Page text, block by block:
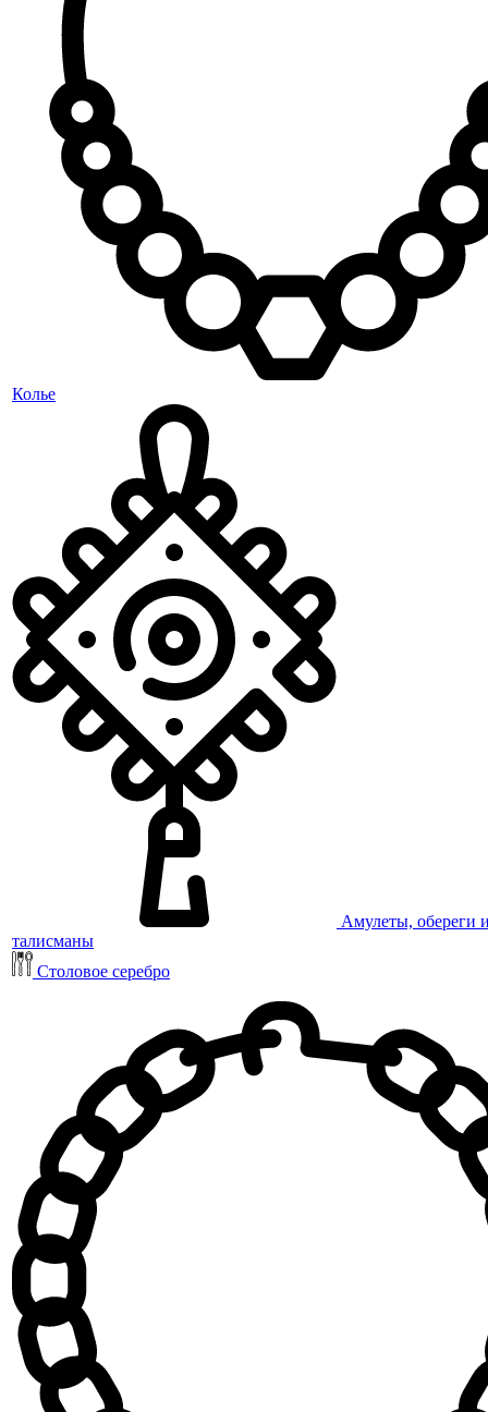
Колье
Амулеты, обереги
талисманы
Столовое серебро